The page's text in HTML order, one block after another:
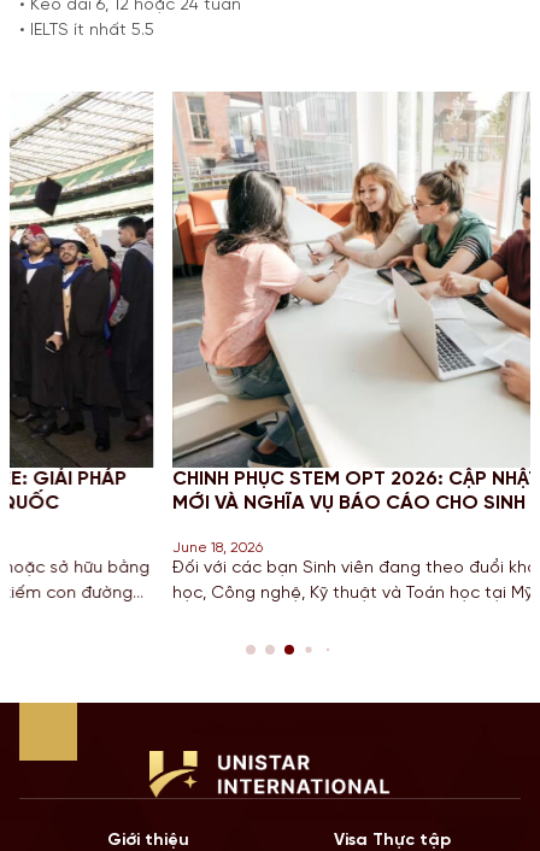
• Kéo dài 6, 12 hoặc 24 tuần
• IELTS ít nhất 5.5
CHINH PHỤC STEM OPT 2026: CẬP NHẬT QUY ĐỊNH
MỚI VÀ NGHĨA VỤ BÁO CÁO CHO SINH VIÊN MỸ
Đối với các bạn Sinh viên đang theo đuổi khối ngành Khoa
học, Công nghệ, Kỹ thuật và Toán học tại Mỹ, chương trình
còn là “bước đệm” quan trọng cho lộ trình Định cư. Bước
Giới thiệu Visa Thực tập